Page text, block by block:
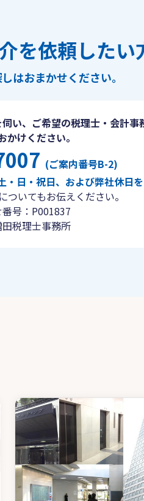
を依頼したい
はおまかせください。
い、ご希望の税理士・会計事
かけください。
(ご案内番号B-2)
日・祝日、および弊社休日
いてもお伝えください。
号：P001837
税理士事務所